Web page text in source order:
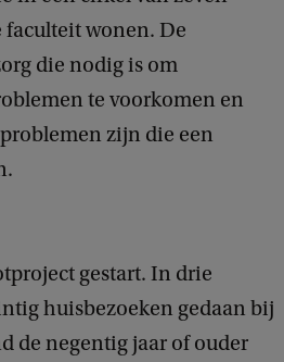
wonen. De
die nodig is om
te voorkomen en
zijn die een
gestart. In drie
huisbezoeken gedaan bij
de negentig jaar of ouder